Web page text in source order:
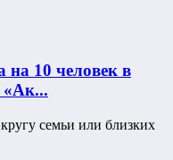
на 10 человек в
семьи или близких